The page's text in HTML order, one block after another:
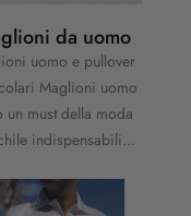
da uomo
uomo e pullover
Maglioni uomo
un must della moda
indispensabili...